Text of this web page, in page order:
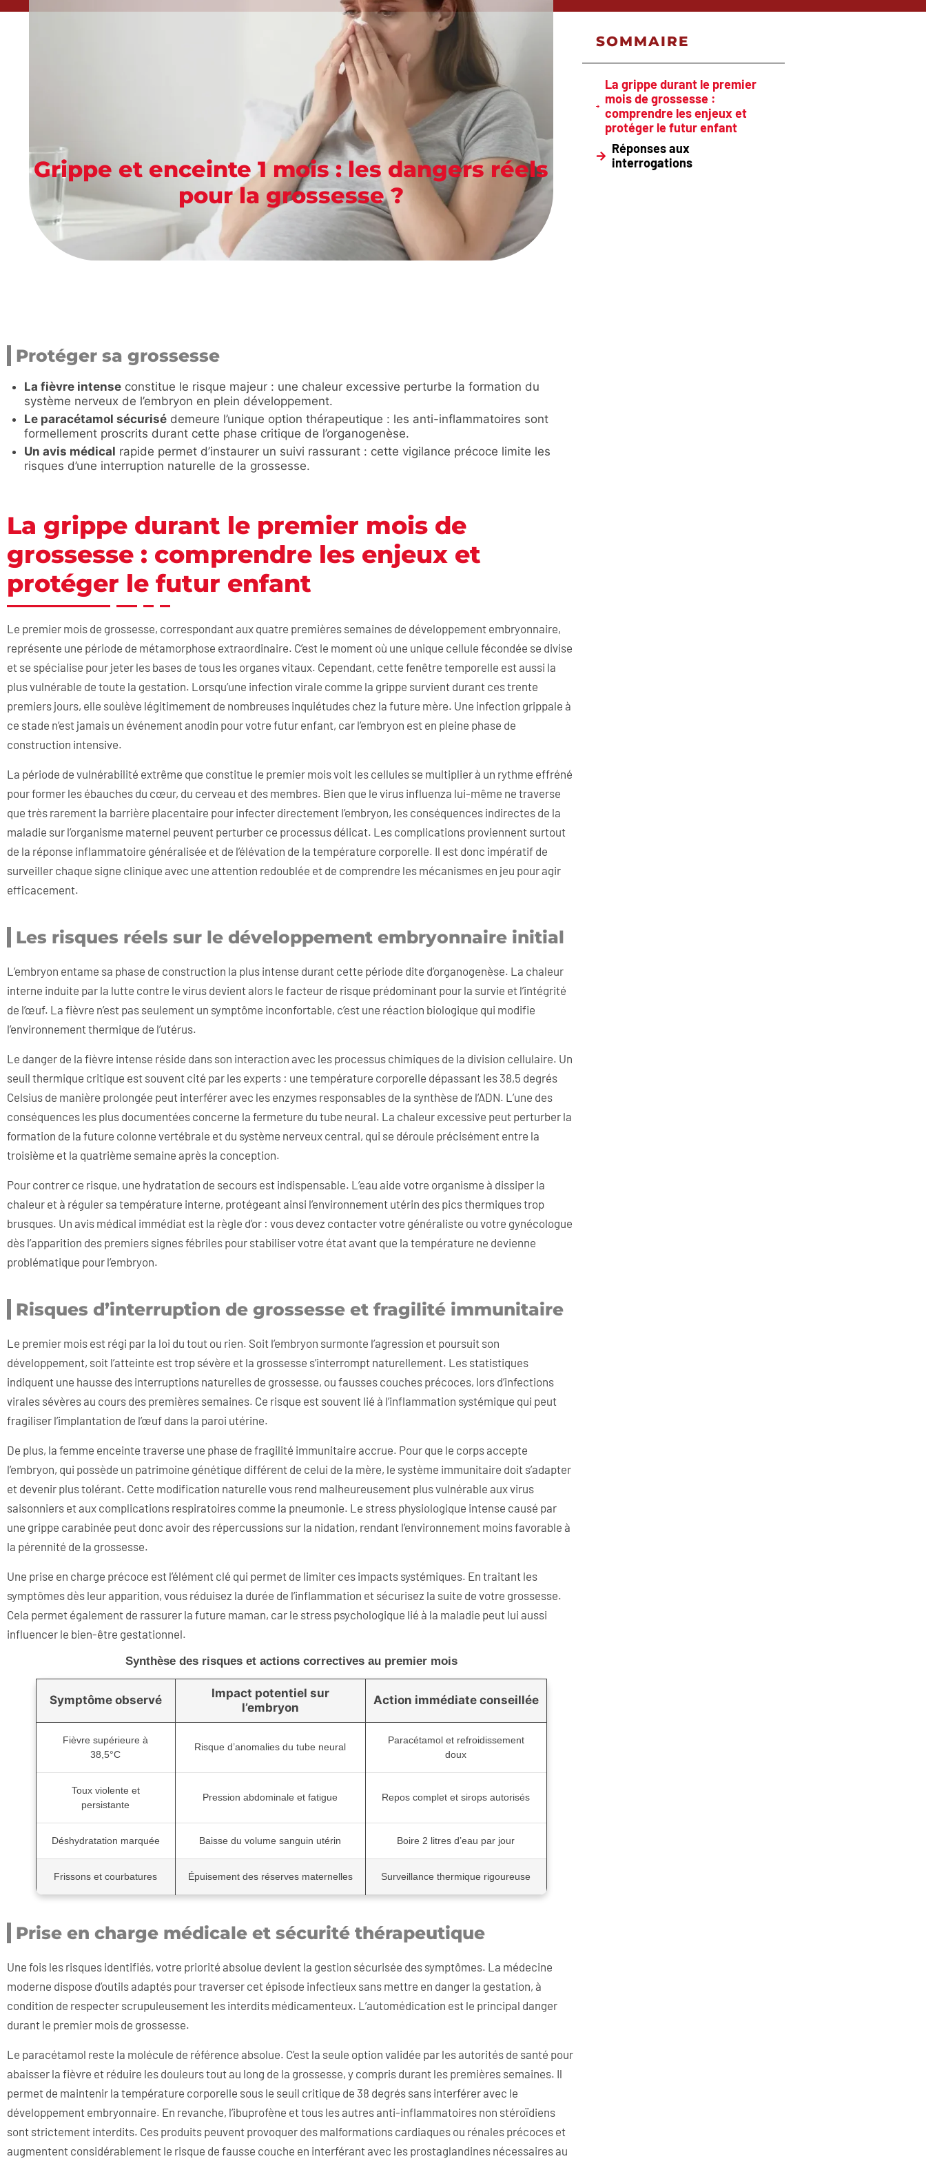
Grippe et enceinte 1 mois : les dangers réels
pour la grossesse ?
Protéger sa grossesse
La fièvre intense constitue le risque majeur : une chaleur excessive perturbe la formation du
système nerveux de l’embryon en plein développement.
Le paracétamol sécurisé demeure l’unique option thérapeutique : les anti-inflammatoires sont
formellement proscrits durant cette phase critique de l’organogenèse.
Un avis médical rapide permet d’instaurer un suivi rassurant : cette vigilance précoce limite les
risques d’une interruption naturelle de la grossesse.
La grippe durant le premier mois de
grossesse : comprendre les enjeux et
protéger le futur enfant
Le premier mois de grossesse, correspondant aux quatre premières semaines de développement embryonnaire,
représente une période de métamorphose extraordinaire. C’est le moment où une unique cellule fécondée se divise
et se spécialise pour jeter les bases de tous les organes vitaux. Cependant, cette fenêtre temporelle est aussi la
plus vulnérable de toute la gestation. Lorsqu’une infection virale comme la grippe survient durant ces trente
premiers jours, elle soulève légitimement de nombreuses inquiétudes chez la future mère. Une infection grippale à
ce stade n’est jamais un événement anodin pour votre futur enfant, car l’embryon est en pleine phase de
construction intensive.
La période de vulnérabilité extrême que constitue le premier mois voit les cellules se multiplier à un rythme effréné
pour former les ébauches du cœur, du cerveau et des membres. Bien que le virus influenza lui-même ne traverse
que très rarement la barrière placentaire pour infecter directement l’embryon, les conséquences indirectes de la
maladie sur l’organisme maternel peuvent perturber ce processus délicat. Les complications proviennent surtout
de la réponse inflammatoire généralisée et de l’élévation de la température corporelle. Il est donc impératif de
surveiller chaque signe clinique avec une attention redoublée et de comprendre les mécanismes en jeu pour agir
efficacement.
Les risques réels sur le développement embryonnaire initial
L’embryon entame sa phase de construction la plus intense durant cette période dite d’organogenèse. La chaleur
interne induite par la lutte contre le virus devient alors le facteur de risque prédominant pour la survie et l’intégrité
de l’œuf. La fièvre n’est pas seulement un symptôme inconfortable, c’est une réaction biologique qui modifie
l’environnement thermique de l’utérus.
Le danger de la fièvre intense réside dans son interaction avec les processus chimiques de la division cellulaire. Un
seuil thermique critique est souvent cité par les experts : une température corporelle dépassant les 38,5 degrés
Celsius de manière prolongée peut interférer avec les enzymes responsables de la synthèse de l’ADN. L’une des
conséquences les plus documentées concerne la fermeture du tube neural. La chaleur excessive peut perturber la
formation de la future colonne vertébrale et du système nerveux central, qui se déroule précisément entre la
troisième et la quatrième semaine après la conception.
Pour contrer ce risque, une hydratation de secours est indispensable. L’eau aide votre organisme à dissiper la
chaleur et à réguler sa température interne, protégeant ainsi l’environnement utérin des pics thermiques trop
brusques. Un avis médical immédiat est la règle d’or : vous devez contacter votre généraliste ou votre gynécologue
dès l’apparition des premiers signes fébriles pour stabiliser votre état avant que la température ne devienne
problématique pour l’embryon.
Risques d’interruption de grossesse et fragilité immunitaire
Le premier mois est régi par la loi du tout ou rien. Soit l’embryon surmonte l’agression et poursuit son
développement, soit l’atteinte est trop sévère et la grossesse s’interrompt naturellement. Les statistiques
indiquent une hausse des interruptions naturelles de grossesse, ou fausses couches précoces, lors d’infections
virales sévères au cours des premières semaines. Ce risque est souvent lié à l’inflammation systémique qui peut
fragiliser l’implantation de l’œuf dans la paroi utérine.
De plus, la femme enceinte traverse une phase de fragilité immunitaire accrue. Pour que le corps accepte
l’embryon, qui possède un patrimoine génétique différent de celui de la mère, le système immunitaire doit s’adapter
et devenir plus tolérant. Cette modification naturelle vous rend malheureusement plus vulnérable aux virus
saisonniers et aux complications respiratoires comme la pneumonie. Le stress physiologique intense causé par
une grippe carabinée peut donc avoir des répercussions sur la nidation, rendant l’environnement moins favorable à
la pérennité de la grossesse.
Une prise en charge précoce est l’élément clé qui permet de limiter ces impacts systémiques. En traitant les
symptômes dès leur apparition, vous réduisez la durée de l’inflammation et sécurisez la suite de votre grossesse.
Cela permet également de rassurer la future maman, car le stress psychologique lié à la maladie peut lui aussi
influencer le bien-être gestationnel.
Synthèse des risques et actions correctives au premier mois
Symptôme observé
Impact potentiel sur
l’embryon
Action immédiate conseillée
Fièvre supérieure à
38,5°C
Risque d’anomalies du tube neural
Paracétamol et refroidissement
doux
Toux violente et
persistante
Pression abdominale et fatigue Repos complet et sirops autorisés
Déshydratation marquée Baisse du volume sanguin utérin Boire 2 litres d’eau par jour
Frissons et courbatures Épuisement des réserves maternelles Surveillance thermique rigoureuse
Prise en charge médicale et sécurité thérapeutique
Une fois les risques identifiés, votre priorité absolue devient la gestion sécurisée des symptômes. La médecine
moderne dispose d’outils adaptés pour traverser cet épisode infectieux sans mettre en danger la gestation, à
condition de respecter scrupuleusement les interdits médicamenteux. L’automédication est le principal danger
durant le premier mois de grossesse.
Le paracétamol reste la molécule de référence absolue. C’est la seule option validée par les autorités de santé pour
abaisser la fièvre et réduire les douleurs tout au long de la grossesse, y compris durant les premières semaines. Il
permet de maintenir la température corporelle sous le seuil critique de 38 degrés sans interférer avec le
développement embryonnaire. En revanche, l’ibuprofène et tous les autres anti-inflammatoires non stéroïdiens
sont strictement interdits. Ces produits peuvent provoquer des malformations cardiaques ou rénales précoces et
augmentent considérablement le risque de fausse couche en interférant avec les prostaglandines nécessaires au
SOMMAIRE
La grippe durant le premier
mois de grossesse :
comprendre les enjeux et
protéger le futur enfant
Réponses aux
interrogations